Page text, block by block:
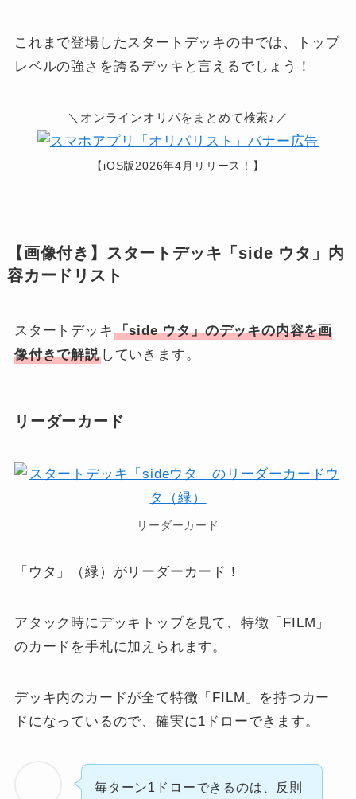
これまで登場したスタートデッキの中では、トップ
レベルの強さを誇るデッキと言えるでしょう！
＼オンラインオリパをまとめて検索♪／
【iOS版2026年4月リリース！】
【画像付き】スタートデッキ「side ウタ」内
容カードリスト
スタートデッキ 「side ウタ」のデッキの内容を画
像付きで解説していきます。
リーダーカード
リーダーカード
「ウタ」（緑）がリーダーカード！
アタック時にデッキトップを見て、特徴「FILM」
のカードを手札に加えられます。
デッキ内のカードが全て特徴「FILM」を持つカー
ドになっているので、確実に1ドローできます。
毎ターン1ドローできるのは、反則